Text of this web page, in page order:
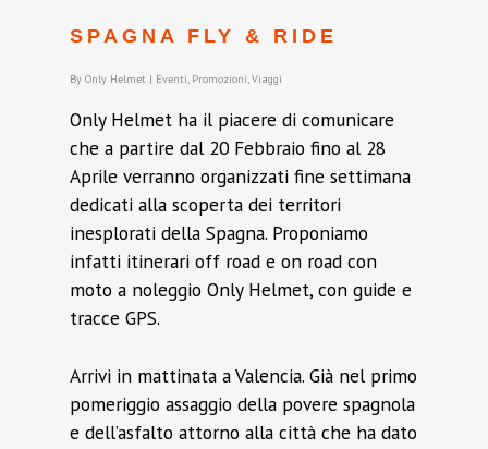
SPAGNA FLY & RIDE
By Only Helmet | Eventi, Promozioni,Viaggi
Only Helmet ha il piacere di comunicare
che a partire dal 20 Febbraio fino al 28
Aprile verranno organizzati fine settimana
dedicati alla scoperta dei territori
inesplorati della Spagna. Proponiamo
infatti itinerari off road e on road con
moto a noleggio Only Helmet, con guide e
tracce GPS.
Arrivi in mattinata a Valencia. Già nel primo
pomeriggio assaggio della povere spagnola
e dell’asfalto attorno alla città che ha dato